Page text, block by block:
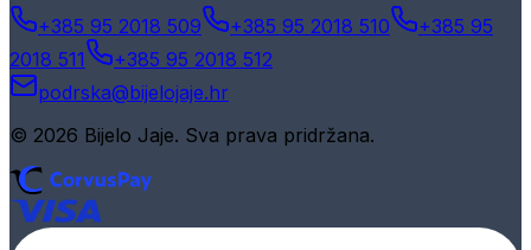
+385 95 2018 509 +385 95 2018 510
+385 95
2018 511
+385 95 2018 512
podrska@bijelojaje.hr
© 2026 Bijelo Jaje. Sva prava pridržana.